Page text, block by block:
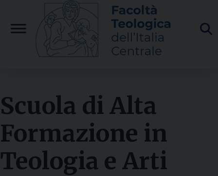
content
Scuola di Alta
Formazione in
Teologia e Arti